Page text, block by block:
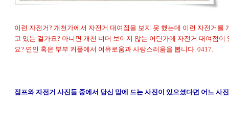
이런 자전거? 개천가에서 자전거 대여점을 보지 못 했는데 이런 자전거를
고 있는 걸가요? 아니면 개천 너머 보이지 않는 어딘가에 자전거 대여점이
요? 연인 혹은 부부 커플에서 여유로움과 사랑스러움을 봅니다. 0417.
점프와 자전거 사진들 중에서 당신 맘에 드는 사진이 있으셨다면 어느 사